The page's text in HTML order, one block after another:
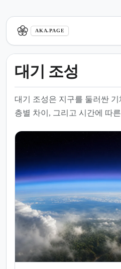
AKA.PAGE
대기 조성
대기 조성은 지구를 둘러싼
층별 차이, 그리고 시간에 따